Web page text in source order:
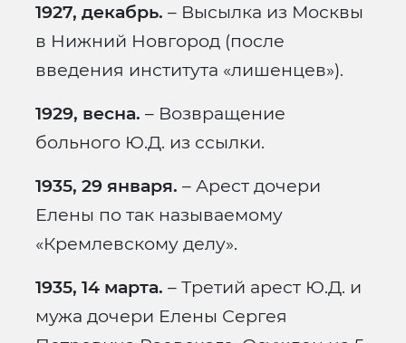
1927, декабрь. – Высылка из Москвы
в Нижний Новгород (после
введения института «лишенцев»).
1929, весна. – Возвращение
больного Ю.Д. из ссылки.
1935, 29 января. – Арест дочери
Елены по так называемому
«Кремлевскому делу».
1935, 14 марта. – Третий арест Ю.Д. и
мужа дочери Елены Сергея